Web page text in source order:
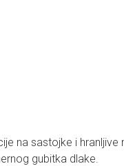
na sastojke i hranljive
gubitka dlake.